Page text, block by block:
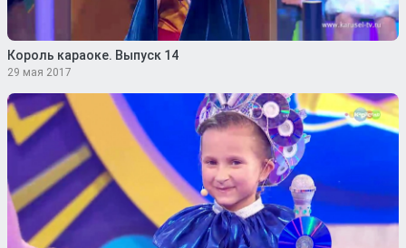
Король караоке. Выпуск 14
29 мая 2017